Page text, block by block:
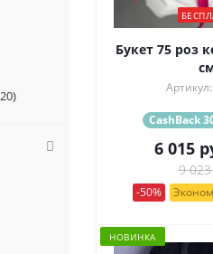
Букет 75 роз
CashBack
6 015
9
-50%
НОВИНКА
20)